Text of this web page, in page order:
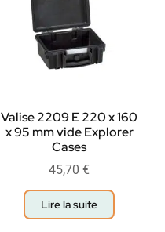
Valise 2209 E 220 x 160
x 95 mm vide Explorer
Cases
45,70 €
Lire la suite